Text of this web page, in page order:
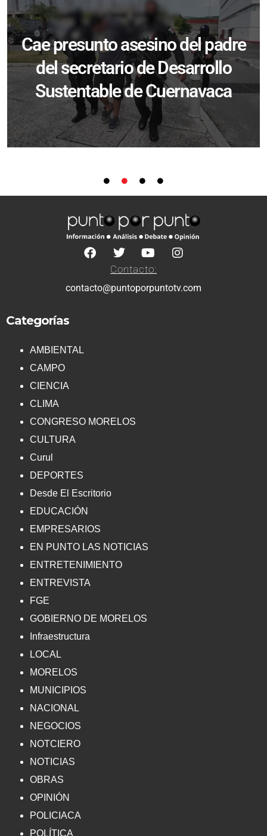
Cae presunto asesino del padre
del secretario de Desarrollo
Sustentable de Cuernavaca
Contacto:
contacto@puntoporpuntotv.com
Categorías
AMBIENTAL
CAMPO
CIENCIA
CLIMA
CONGRESO MORELOS
CULTURA
Curul
DEPORTES
Desde El Escritorio
EDUCACIÓN
EMPRESARIOS
EN PUNTO LAS NOTICIAS
ENTRETENIMIENTO
ENTREVISTA
FGE
GOBIERNO DE MORELOS
Infraestructura
LOCAL
MORELOS
MUNICIPIOS
NACIONAL
NEGOCIOS
NOTCIERO
NOTICIAS
OBRAS
OPINIÓN
POLICIACA
POLÍTICA